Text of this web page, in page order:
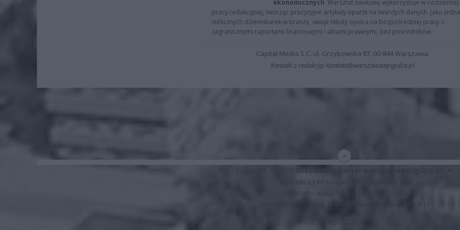
ekonomicznych. Warsztat naukowy wykorzystuje w codziennej
pracy redakcyjnej, tworząc precyzyjne artykuły oparte na twardych danych. Jako
nielicznych dziennikarek w branży, swoje teksty opiera na bezpośredniej pracy z
zagranicznymi raportami finansowymi i aktami prawnymi, bez pośredników.
Capital Media S.C. ul. Grzybowska 87, 00-844 Warszawa
Kontakt z redakcją: Kontakt@warszawawpigulce.pl
Niezależny portal warszawawpigulce.pl
Wydawca i właściciel: Capital Media S.C.
ul. Grzybowska 87, 00-844 Warszawa
Kontakt@warszawawpigulce.pl